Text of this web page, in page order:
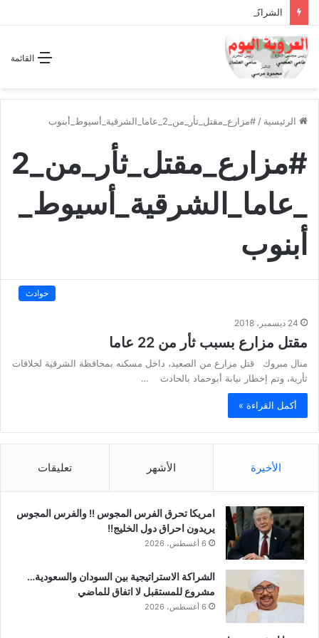
القائمة
الرئيسية / #مزارع_مقتل_ثأر_من_2_عاما_الشرقية_أسيوط_أبنوب
#مزارع_مقتل_ثأر_من_2
_عاما_الشرقية_أسيوط_
أبنوب
حوادث
24 ديسمبر، 2018
مقتل مزارع بسبب ثأر من 22 عاما
منال مبروك قتل مزارع من الصعيد، داخل مسكنه بمحافظة الشرقية لخلافات
ثأرية، وتم إخطار نيابة أبوحماد بالحادث …
أكمل القراءة »
الأخيرة الأشهر تعليقات
امريكا تحرق الفرس المجوس !! والفرس المجوس
يريدون احراق دول الخليج!!
6 أغسطس، 2026
الشراكة الاستراتيجية بين السودان والسعودية…
مشروع للمستقبل لا اتفاق للماضي
6 أغسطس، 2026